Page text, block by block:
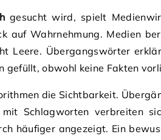
gesucht wird, spielt
auf Wahrnehmung. Medien
Leere. Übergangswörter
gefüllt, obwohl keine Fakten
die Sichtbarkeit.
Schlagworten verbreiten
häufiger angezeigt. Ein